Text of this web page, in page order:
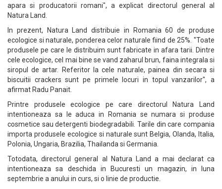
apara si producatorii romani", a explicat directorul general al
Natura Land.
In prezent, Natura Land distribuie in Romania 60 de produse
ecologice si naturale, ponderea celor naturale fiind de 25%. "Toate
produsele pe care le distribuim sunt fabricate in afara tarii. Dintre
cele ecologice, cel mai bine se vand zaharul brun, faina integrala si
siropul de artar. Referitor la cele naturale, painea din secara si
biscuitii crackers sunt pe primele locuri in topul vanzarilor", a
afirmat Radu Panait.
Printre produsele ecologice pe care directorul Natura Land
intentioneaza sa le aduca in Romania se numara si produse
cosmetice sau detergenti biodegradabili. Tarile din care compania
importa produsele ecologice si naturale sunt Belgia, Olanda, Italia,
Polonia, Ungaria, Brazilia, Thailanda si Germania.
Totodata, directorul general al Natura Land a mai declarat ca
intentioneaza sa deschida in Bucuresti un magazin, in luna
septembrie a anului in curs, si o linie de productie.